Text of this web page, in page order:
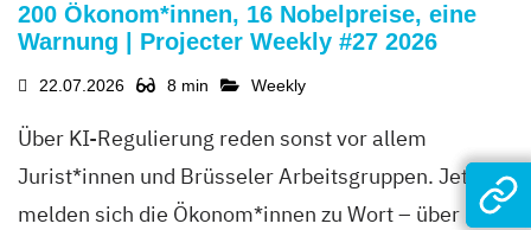
200 Ökonom*innen, 16 Nobelpreise, eine
Warnung | Projecter Weekly #27 2026
22.07.2026 8 min Weekly
Über KI-Regulierung reden sonst vor allem
Jurist*innen und Brüsseler Arbeitsgruppen. Jetzt
melden sich die Ökonom*innen zu Wort – über 200